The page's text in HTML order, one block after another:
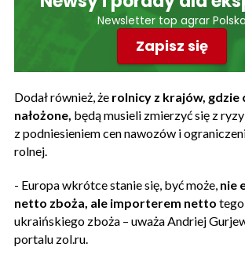
Newsletter top agrar Polska
Zapisz się
Dodał również, że rolnicy z krajów, gdzie
nałożone, będą musieli zmierzyć się z
z podniesieniem cen nawozów i
rolnej.
- Europa wkrótce stanie się, być może, nie
netto zboża, ale importerem netto
ukraińskiego zboża – uważa Andriej
portalu zol.ru.